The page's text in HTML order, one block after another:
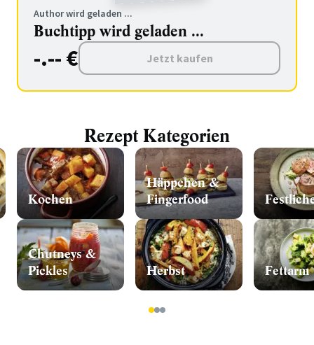
Author wird geladen ...
Buchtipp wird geladen ...
-.-- € Jetzt kaufen
Rezept Kategorien
Kochen
Chutneys &
Pickles
Häppchen &
Fingerfood
Herbst Fettarm
123